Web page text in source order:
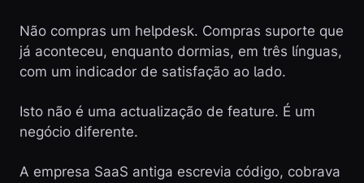
Não compras um helpdesk. Compras suporte que
já aconteceu, enquanto dormias, em três línguas,
com um indicador de satisfação ao lado.
Isto não é uma actualização de feature. É um
negócio diferente.
A empresa SaaS antiga escrevia código, cobrava